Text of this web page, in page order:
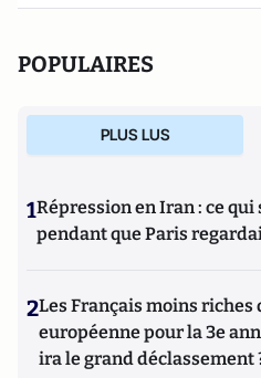
POPULAIRES
PLUS LUS
1Répression en Iran : ce
pendant que Paris
2Les Français moins riches
européenne pour la 3e
ira le grand déclassement